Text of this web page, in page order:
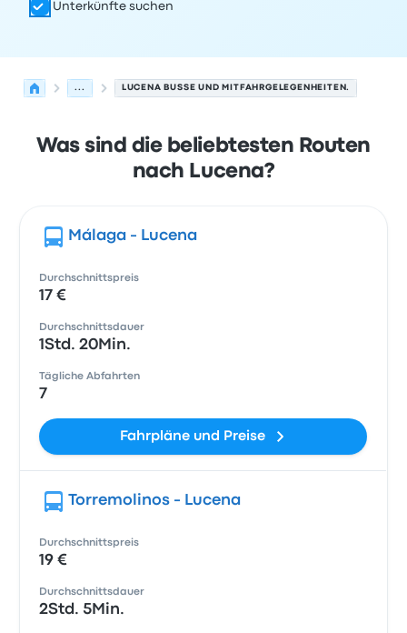
Unterkünfte suchen
... LUCENA BUSSE UND MITFAHRGELEGENHEITEN.
Was sind die beliebtesten Routen
nach Lucena?
Málaga - Lucena
Durchschnittspreis
17 €
Durchschnittsdauer
1Std. 20Min.
Tägliche Abfahrten
7
Fahrpläne und Preise
Torremolinos - Lucena
Durchschnittspreis
19 €
Durchschnittsdauer
2Std. 5Min.